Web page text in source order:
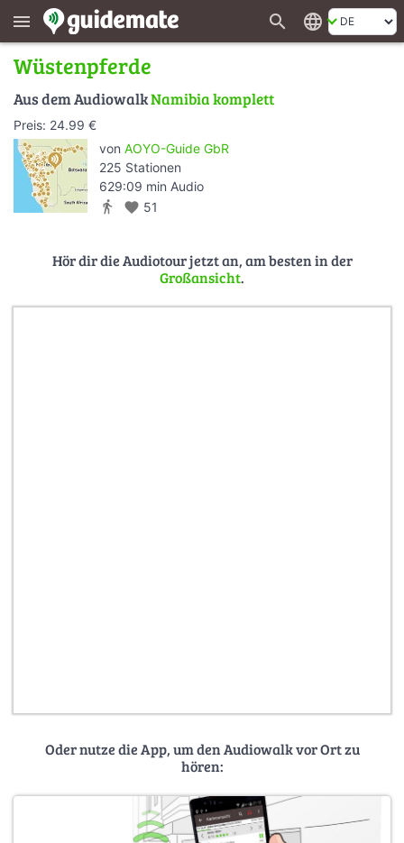
menu search language
Wüstenpferde
Aus dem AudiowalkNamibia komplett
Preis: 24.99 €
von AOYO-Guide GbR
225 Stationen
629:09 min Audio
directions_walk favorite 51
Hör dir die Audiotour jetzt an, am besten in der
Großansicht.
Oder nutze die App, um den Audiowalk vor Ort zu
hören: